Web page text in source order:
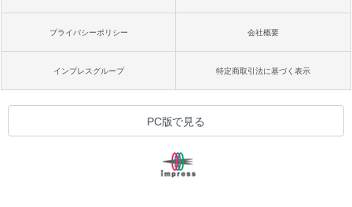
プライバシーポリシー 会社概要
インプレスグループ 特定商取引法に基づく表示
PC版で見る